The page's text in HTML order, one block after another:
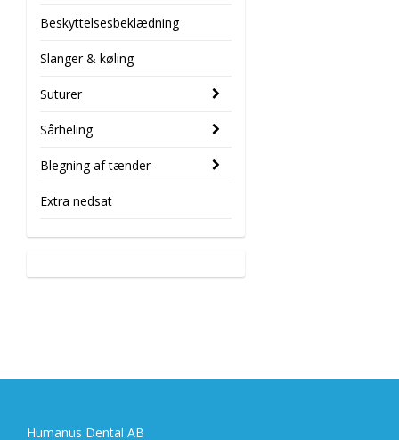
Beskyttelsesbeklædning
Slanger & køling
Suturer
Sårheling
Blegning af tænder
Extra nedsat
Humanus Dental AB